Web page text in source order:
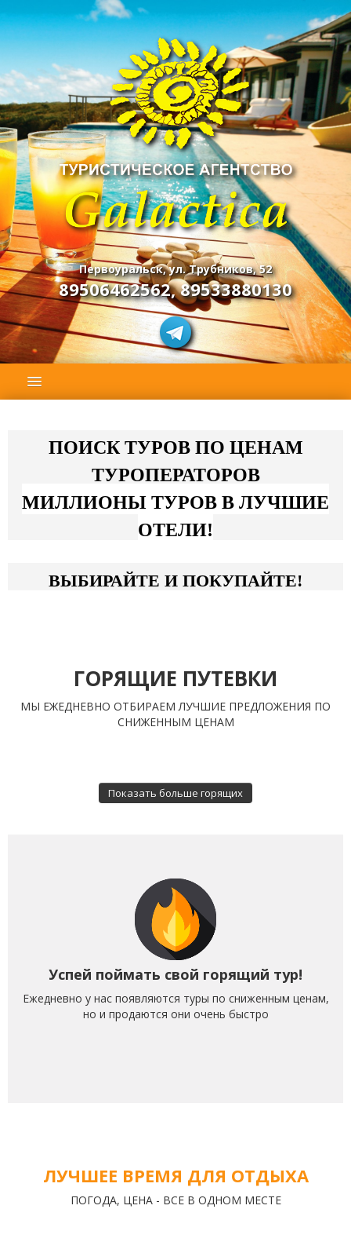
Первоуральск, ул. Трубников, 52
89506462562,89533880130
ГОРЯЩИЕ ТУРЫ
СТРАНЫ
НАШИ УСЛУГИ
ПОИСК ТУРОВ ПО ЦЕНАМ
ТУРОПЕРАТОРОВ
МИЛЛИОНЫ ТУРОВ В ЛУЧШИЕ
ОТЕЛИ!
ВЫБИРАЙТЕ И ПОКУПАЙТЕ!
ГОРЯЩИЕ ПУТЕВКИ
МЫ ЕЖЕДНЕВНО ОТБИРАЕМ ЛУЧШИЕ ПРЕДЛОЖЕНИЯ ПО
СНИЖЕННЫМ ЦЕНАМ
Показать больше горящих
Успей поймать свой горящий тур!
Ежедневно у нас появляются туры по сниженным ценам,
но и продаются они очень быстро
ЛУЧШЕЕ ВРЕМЯ ДЛЯ ОТДЫХА
ПОГОДА, ЦЕНА - ВСЕ В ОДНОМ МЕСТЕ